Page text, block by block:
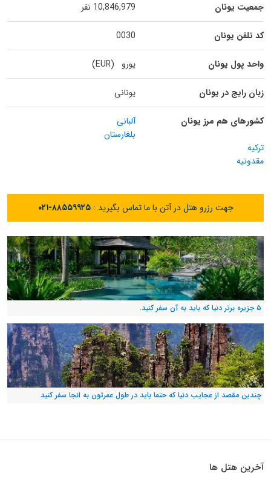
جمعیت یونان 10,846,979 نفر
کد تلفن یونان 0030
واحد پول یونان یورو (EUR)
زبان رایج در یونان یونانی
کشورهای هم مرز یونان
آلبانی
بلغارستان
ترکیه
مقدونیه
جهت رزرو هتل در آتن با ما تماس بگیرید :۰۲۱-۸۸۵۵۹۹۲۵
۵ جزیره برتر دنیا که باید به آن سفر کنید.
چندین مقصد از عجایب دنیا که حتما باید در طول عمرتون به انجا سفر کنید
آخرین هتل ها